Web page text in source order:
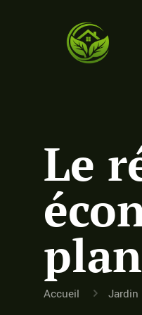
Le
Accueil Jardin